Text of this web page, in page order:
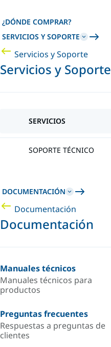
¿DÓNDE COMPRAR?
SERVICIOS Y SOPORTE
Servicios y Soporte
Servicios y Soporte
SERVICIOS
SOPORTE TÉCNICO
DOCUMENTACIÓN
Documentación
Documentación
Manuales técnicos
Manuales técnicos para
productos
Preguntas frecuentes
Respuestas a preguntas de
clientes